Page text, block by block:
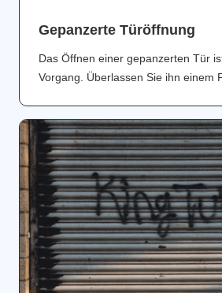
Gepanzerte Türöffnung
Das Öffnen einer gepanzerten Tür
Vorgang. Überlassen Sie ihn einem